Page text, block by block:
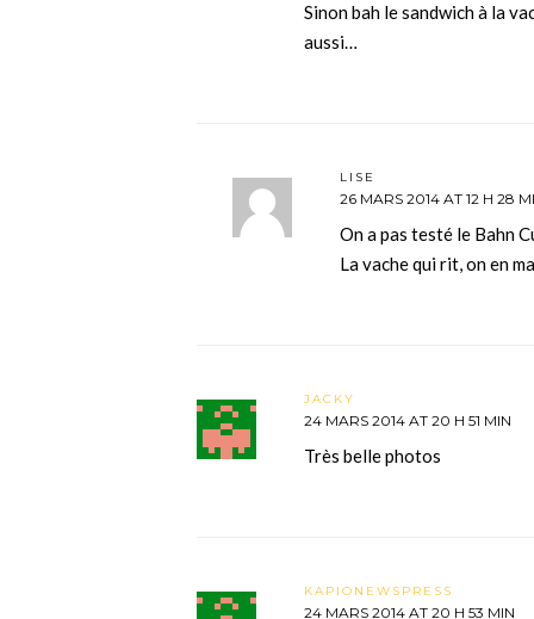
Sinon bah le sandwich à la
aussi…
LISE
26 MARS 2014 AT 12 H 28
On a pas testé le Bahn
La vache qui rit, on en
JACKY
24 MARS 2014 AT 20 H 51 MIN
Très belle photos
KAPIONEWSPRESS
24 MARS 2014 AT 20 H 53 MIN